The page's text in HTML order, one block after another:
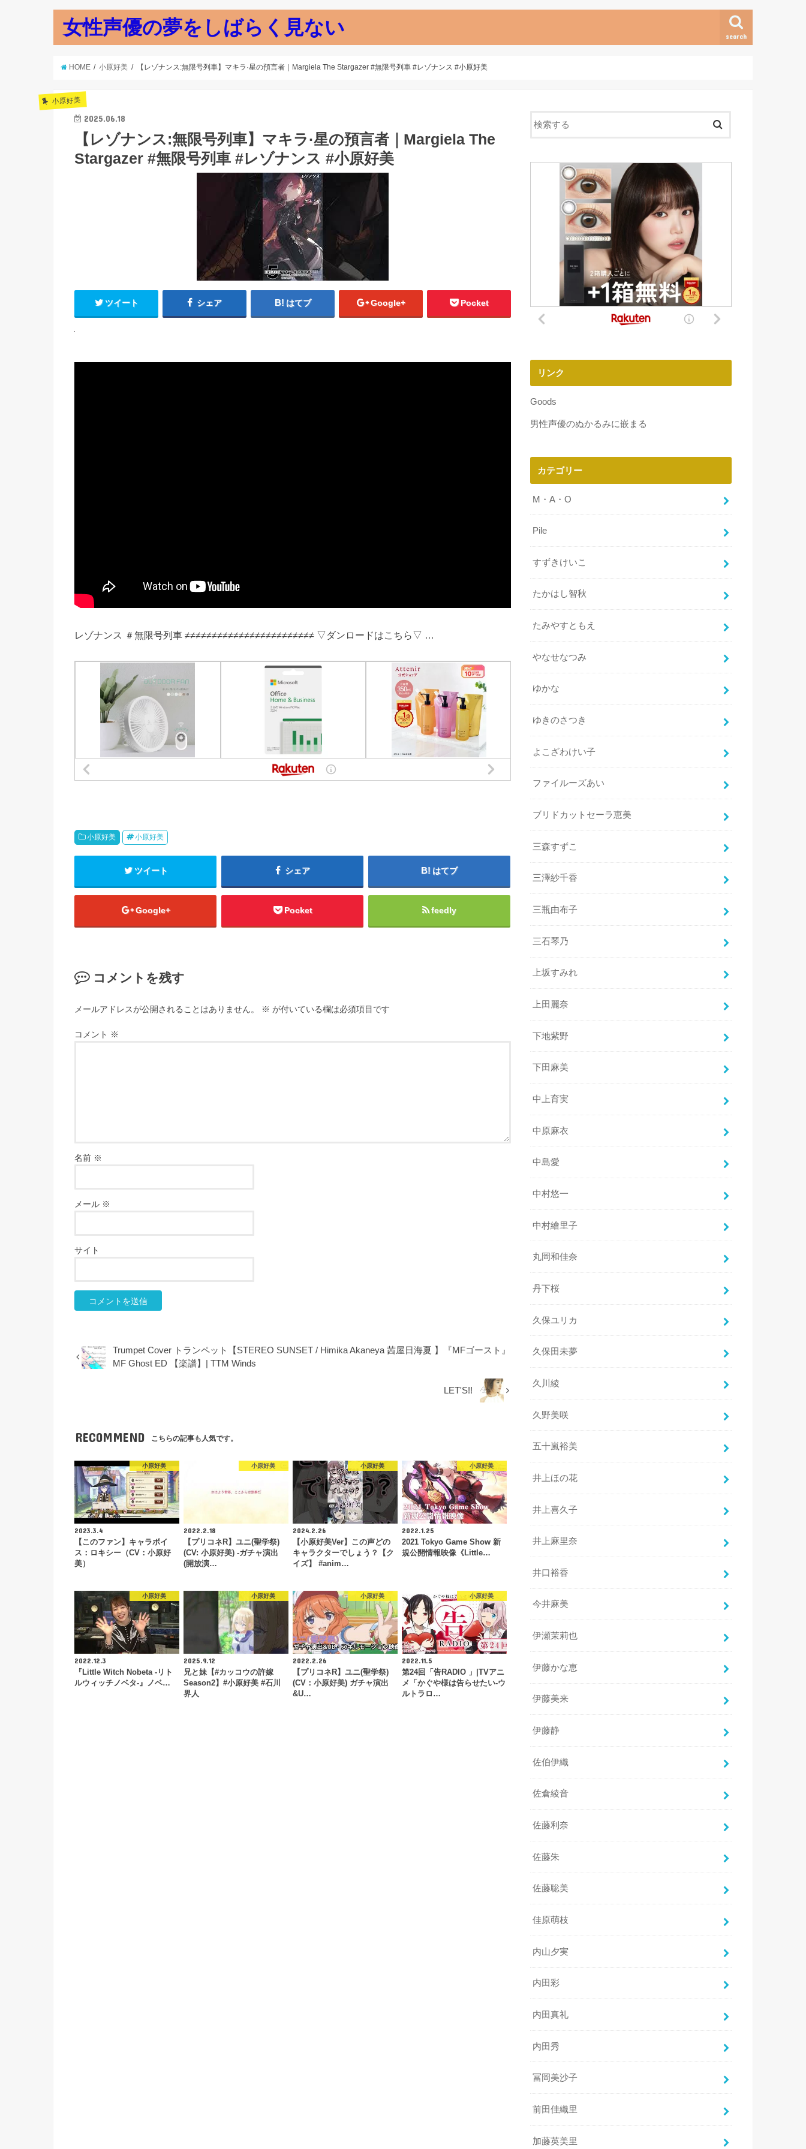
女性声優の夢をしばらく見ない search
HOME 小原好美 【レゾナンス:無限号列車】マキラ·星の預言者｜Margiela The Stargazer #無限号列車 #レゾナンス #小原好美
小原好美
2025.06.18
【レゾナンス:無限号列車】マキラ·星の預言者｜Margiela The
Stargazer #無限号列車 #レゾナンス #小原好美
ツイート シェア はてブ Google+ Pocket
レゾナンス ＃無限号列車 ≠≠≠≠≠≠≠≠≠≠≠≠≠≠≠≠≠≠≠≠≠≠≠≠ ▽ダンロードはこちら▽ …
小原好美 小原好美
ツイート シェア はてブ
Google+ Pocket feedly
コメントを残す
メールアドレスが公開されることはありません。 ※ が付いている欄は必須項目です
コメント ※
名前 ※
メール ※
サイト
Trumpet Cover トランペット【STEREO SUNSET / Himika Akaneya 茜屋日海夏 】『MFゴースト』
MF Ghost ED 【楽譜】| TTM Winds
LET'S!!
RECOMMEND こちらの記事も人気です。
小原好美
2023.3.4
【このファン】キャラボイ
ス：ロキシー（CV：小原好
美）
小原好美
2022.2.18
【プリコネR】ユニ(聖学祭)
(CV: 小原好美) -ガチャ演出
(開放演…
小原好美
2024.2.26
【小原好美Ver】この声どの
キャラクターでしょう？【ク
イズ】 #anim…
小原好美
2022.1.25
2021 Tokyo Game Show 新
規公開情報映像《Little…
小原好美
2022.12.3
『Little Witch Nobeta -リト
ルウィッチノベタ-』ノベ…
小原好美
2025.9.12
兄と妹【#カッコウの許嫁
Season2】#小原好美 #石川
界人
小原好美
2022.2.26
【プリコネR】ユニ(聖学祭)
(CV：小原好美) ガチャ演出
&U…
小原好美
2022.11.5
第24回「告RADIO 」|TVアニ
メ「かぐや様は告らせたい-ウ
ルトラロ…
リンク
Goods
男性声優のぬかるみに嵌まる
カテゴリー
M・A・O
Pile
すずきけいこ
たかはし智秋
たみやすともえ
やなせなつみ
ゆかな
ゆきのさつき
よこざわけい子
ファイルーズあい
ブリドカットセーラ恵美
三森すずこ
三澤紗千香
三瓶由布子
三石琴乃
上坂すみれ
上田麗奈
下地紫野
下田麻美
中上育実
中原麻衣
中島愛
中村悠一
中村繪里子
丸岡和佳奈
丹下桜
久保ユリカ
久保田未夢
久川綾
久野美咲
五十嵐裕美
井上ほの花
井上喜久子
井上麻里奈
井口裕香
今井麻美
伊瀬茉莉也
伊藤かな恵
伊藤美来
伊藤静
佐伯伊織
佐倉綾音
佐藤利奈
佐藤朱
佐藤聡美
佳原萌枝
内山夕実
内田彩
内田真礼
内田秀
冨岡美沙子
前田佳織里
加藤英美里